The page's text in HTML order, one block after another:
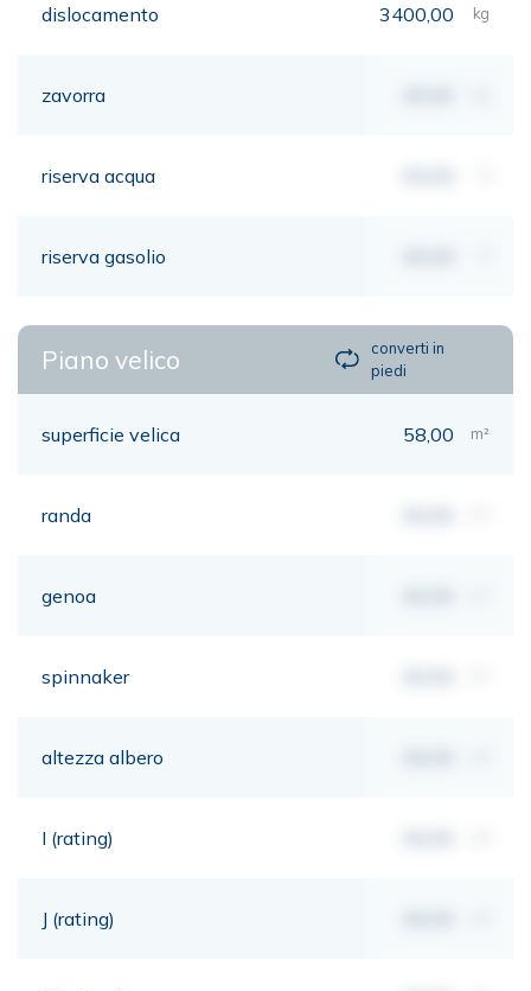
dislocamento 3400,00 kg
zavorra
riserva acqua
riserva gasolio
Piano velico
converti in
piedi
superficie velica 58,00 m²
randa
genoa
spinnaker
altezza albero
I (rating)
J (rating)